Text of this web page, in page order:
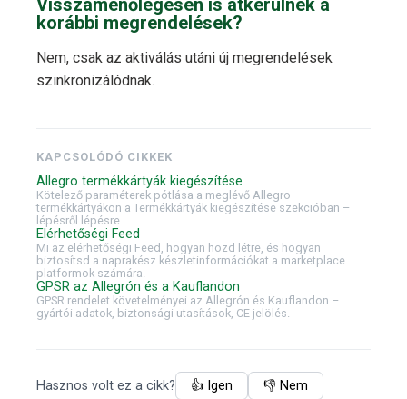
Visszamenőlegesen is átkerülnek a
korábbi megrendelések?
Nem, csak az aktiválás utáni új megrendelések
szinkronizálódnak.
KAPCSOLÓDÓ CIKKEK
Allegro termékkártyák kiegészítése
Kötelező paraméterek pótlása a meglévő Allegro
termékkártyákon a Termékkártyák kiegészítése szekcióban –
lépésről lépésre.
Elérhetőségi Feed
Mi az elérhetőségi Feed, hogyan hozd létre, és hogyan
biztosítsd a naprakész készletinformációkat a marketplace
platformok számára.
GPSR az Allegrón és a Kauflandon
GPSR rendelet követelményei az Allegrón és Kauflandon –
gyártói adatok, biztonsági utasítások, CE jelölés.
Hasznos volt ez a cikk? 👍 Igen 👎 Nem